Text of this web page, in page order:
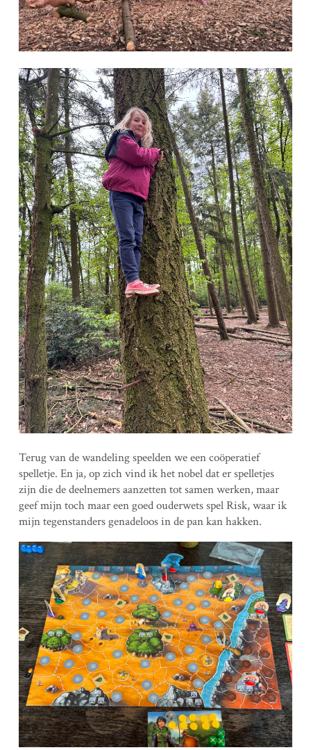
Terug van de wandeling speelden we een coöperatief
spelletje. En ja, op zich vind ik het nobel dat er spelletjes
zijn die de deelnemers aanzetten tot samen werken, maar
geef mijn toch maar een goed ouderwets spel Risk, waar ik
mijn tegenstanders genadeloos in de pan kan hakken.